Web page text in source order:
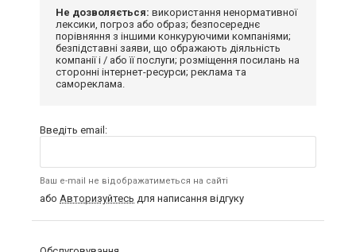
Не дозволяється: використання ненормативної
лексики, погроз або образ; безпосереднє
порівняння з іншими конкуруючими компаніями;
безпідставні заяви, що ображають діяльність
компанії і / або її послуги; розміщення посилань на
сторонні інтернет-ресурси; реклама та
самореклама.
Введіть email:
Ваш e-mail не відображатиметься на сайті
або Авторизуйтесь для написання відгуку